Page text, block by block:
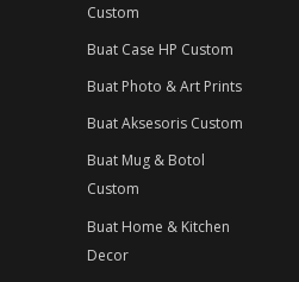
Custom
Buat Case HP Custom
Buat Photo & Art Prints
Buat Aksesoris Custom
Buat Mug & Botol
Custom
Buat Home & Kitchen
Decor